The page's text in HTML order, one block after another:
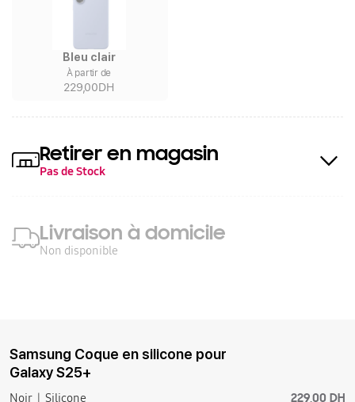
Bleu clair
À partir de
229,00DH
Retirer en magasin
Pas de Stock
Livraison à domicile
Non disponible
Samsung Coque en silicone pour
Galaxy S25+
Noir Silicone 229,00 DH